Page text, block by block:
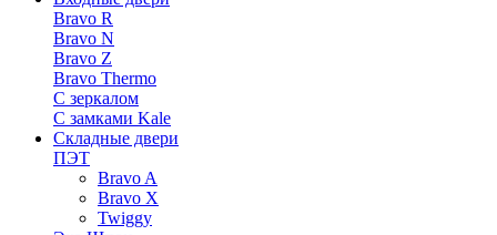
Bravo R
Bravo N
Bravo Z
Bravo Thermo
С зеркалом
С замками Kale
Складные двери
ПЭТ
Bravo A
Bravo X
Twiggy